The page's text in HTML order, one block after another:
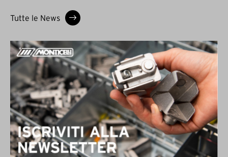
Tutte le News